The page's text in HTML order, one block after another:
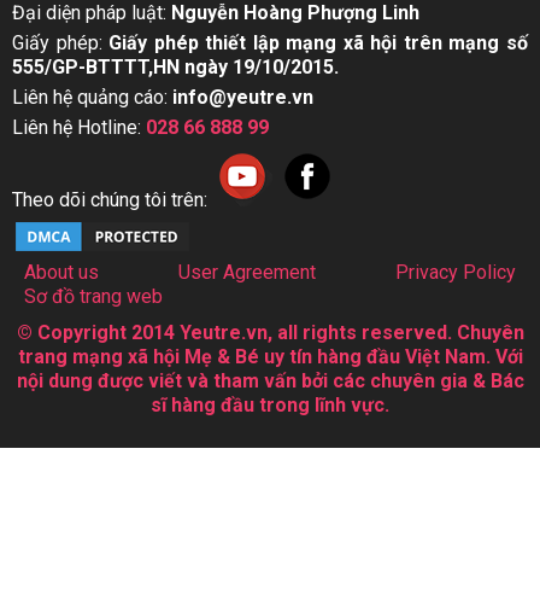
Đại diện pháp luật: Nguyễn Hoàng Phượng Linh
Giấy phép: Giấy phép thiết lập mạng xã hội trên mạng số
555/GP-BTTTT,HN ngày 19/10/2015.
Liên hệ quảng cáo: info@yeutre.vn
Liên hệ Hotline: 028 66 888 99
Theo dõi chúng tôi trên:
About us User Agreement
Privacy Policy
Sơ đồ trang web
© Copyright 2014 Yeutre.vn, all rights reserved. Chuyên
trang mạng xã hội Mẹ & Bé uy tín hàng đầu Việt Nam. Với
nội dung được viết và tham vấn bởi các chuyên gia & Bác
sĩ hàng đầu trong lĩnh vực.